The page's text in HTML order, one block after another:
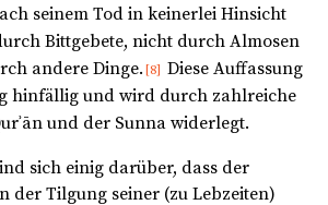
seinem Tod in keinerlei Hinsicht
Bittgebete, nicht durch Almosen
andere Dinge. [8] Diese Auffassung
hinfällig und wird durch zahlreiche
und der Sunna widerlegt.
sich einig darüber, dass der
der Tilgung seiner (zu Lebzeiten)